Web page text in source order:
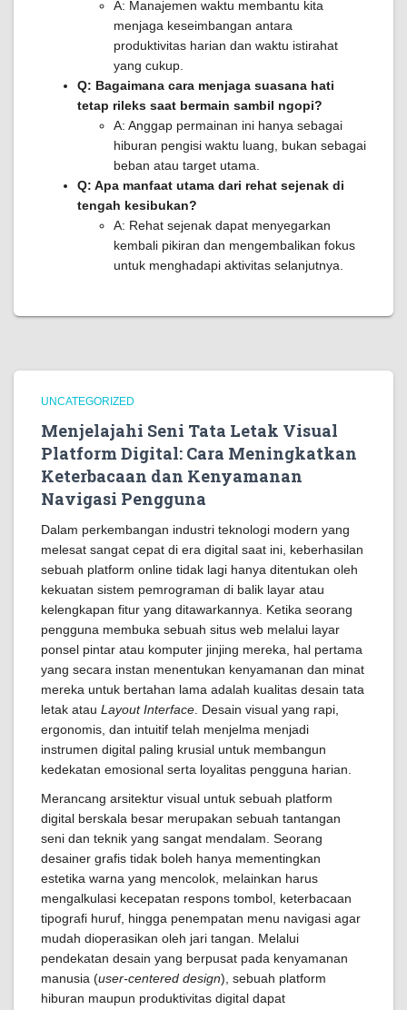
A: Manajemen waktu membantu kita
menjaga keseimbangan antara
produktivitas harian dan waktu istirahat
yang cukup.
Q: Bagaimana cara menjaga suasana hati
tetap rileks saat bermain sambil ngopi?
A: Anggap permainan ini hanya sebagai
hiburan pengisi waktu luang, bukan sebagai
beban atau target utama.
Q: Apa manfaat utama dari rehat sejenak di
tengah kesibukan?
A: Rehat sejenak dapat menyegarkan
kembali pikiran dan mengembalikan fokus
untuk menghadapi aktivitas selanjutnya.
UNCATEGORIZED
Menjelajahi Seni Tata Letak Visual
Platform Digital: Cara Meningkatkan
Keterbacaan dan Kenyamanan
Navigasi Pengguna
Dalam perkembangan industri teknologi modern yang
melesat sangat cepat di era digital saat ini, keberhasilan
sebuah platform online tidak lagi hanya ditentukan oleh
kekuatan sistem pemrograman di balik layar atau
kelengkapan fitur yang ditawarkannya. Ketika seorang
pengguna membuka sebuah situs web melalui layar
ponsel pintar atau komputer jinjing mereka, hal pertama
yang secara instan menentukan kenyamanan dan minat
mereka untuk bertahan lama adalah kualitas desain tata
letak atau Layout Interface . Desain visual yang rapi,
ergonomis, dan intuitif telah menjelma menjadi
instrumen digital paling krusial untuk membangun
kedekatan emosional serta loyalitas pengguna harian.
Merancang arsitektur visual untuk sebuah platform
digital berskala besar merupakan sebuah tantangan
seni dan teknik yang sangat mendalam. Seorang
desainer grafis tidak boleh hanya mementingkan
estetika warna yang mencolok, melainkan harus
mengalkulasi kecepatan respons tombol, keterbacaan
tipografi huruf, hingga penempatan menu navigasi agar
mudah dioperasikan oleh jari tangan. Melalui
pendekatan desain yang berpusat pada kenyamanan
manusia (user-centered design), sebuah platform
hiburan maupun produktivitas digital dapat